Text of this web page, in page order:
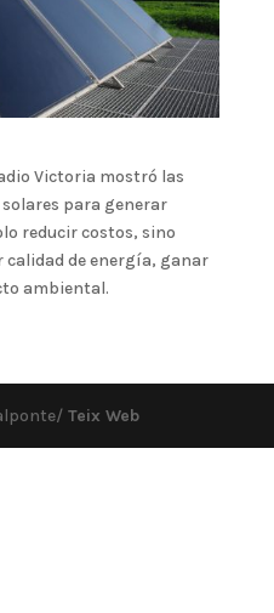
Victoria mostró las
para generar
reducir costos, sino
de energía, ganar
ambiental.
Teix Web